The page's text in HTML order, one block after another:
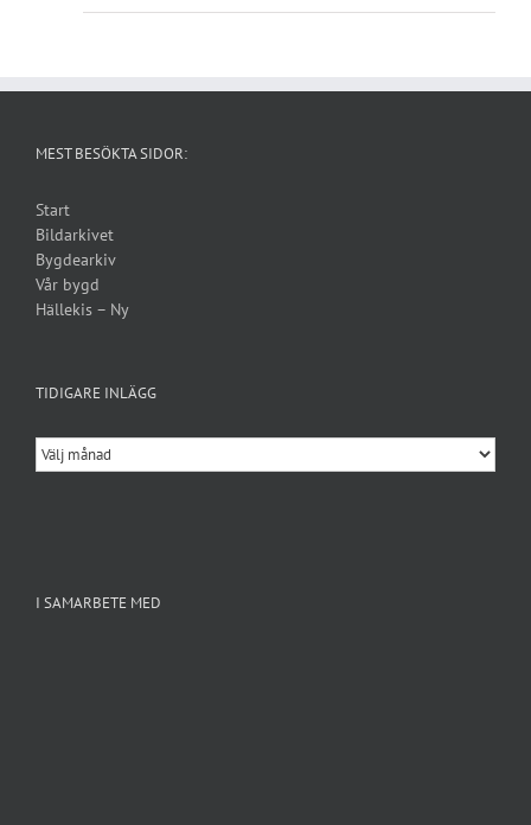
MEST BESÖKTA SIDOR:
Start
Bildarkivet
Bygdearkiv
Vår bygd
Hällekis – Ny
TIDIGARE INLÄGG
Tidigare
inlägg
I SAMARBETE MED